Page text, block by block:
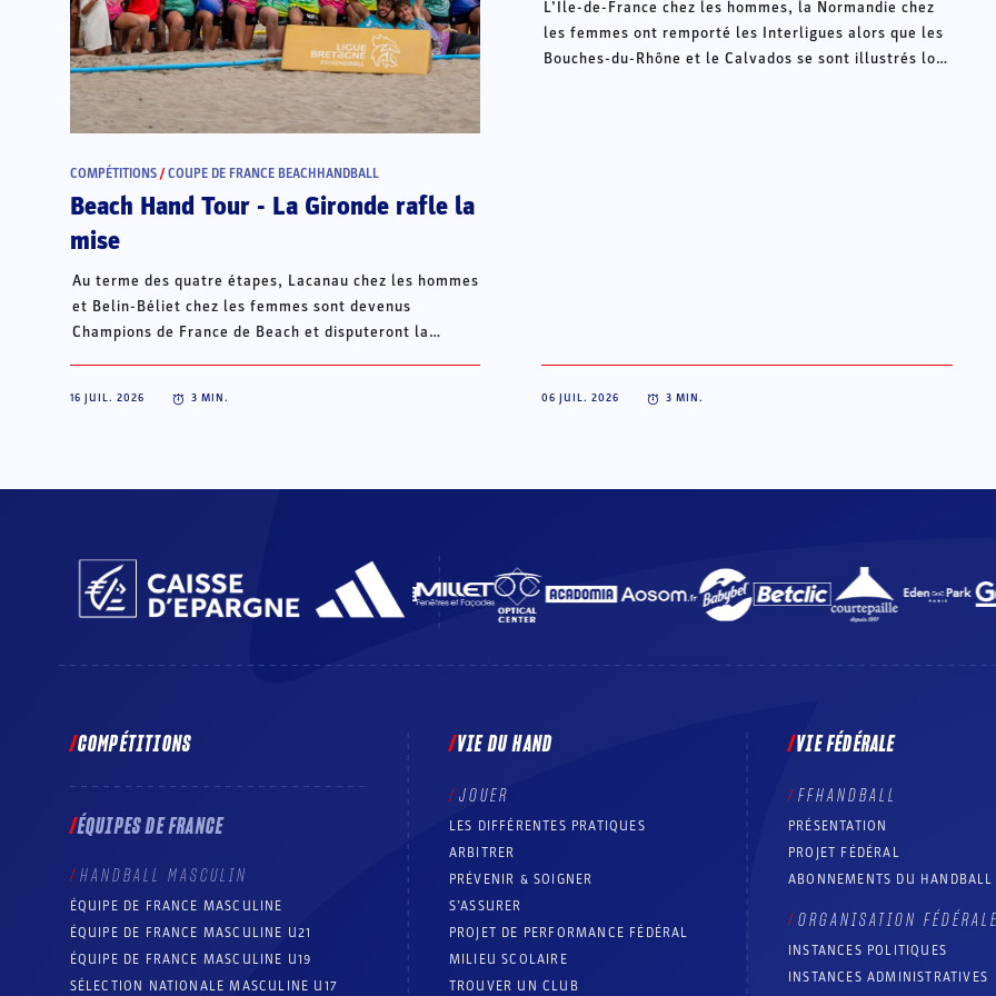
COMPÉTITIONS /COUPE DE FRANCE BEACHHANDBALL
Beach Hand Tour - La Gironde rafle la
mise
Au terme des quatre étapes, Lacanau chez les hommes
et Belin-Béliet chez les femmes sont devenus
Champions de France de Beach et disputeront la
16 JUIL. 2026 3 MIN.
L’Ile-de-France chez les hommes, la Normandie chez
les femmes ont remporté les Interligues alors que les
Bouches-du-Rhône et le Calvados se sont illustrés lors
06 JUIL. 2026 3 MIN.
COMPÉTITIONS
ÉQUIPES DE FRANCE
HANDBALL MASCULIN
ÉQUIPE DE FRANCE MASCULINE
ÉQUIPE DE FRANCE MASCULINE U21
ÉQUIPE DE FRANCE MASCULINE U19
SÉLECTION NATIONALE MASCULINE U17
VIE DU HAND
JOUER
LES DIFFÉRENTES PRATIQUES
ARBITRER
PRÉVENIR & SOIGNER
S’ASSURER
PROJET DE PERFORMANCE FÉDÉRAL
MILIEU SCOLAIRE
TROUVER UN CLUB
VIE FÉDÉRALE
FFHANDBALL
PRÉSENTATION
PROJET FÉDÉRAL
ABONNEMENTS DU HANDBALL
ORGANISATION FÉDÉRALE
INSTANCES POLITIQUES
INSTANCES ADMINISTRATIVES